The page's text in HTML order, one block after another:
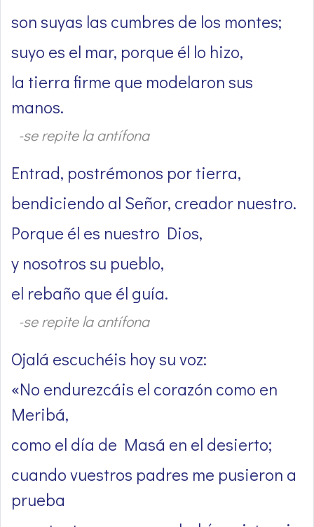
son suyas las cumbres de los montes;
suyo es el mar, porque él lo hizo,
la tierra firme que modelaron sus
manos.
-se repite la antífona
Entrad, postrémonos por tierra,
bendiciendo al Señor, creador nuestro.
Porque él es nuestro Dios,
y nosotros su pueblo,
el rebaño que él guía.
-se repite la antífona
Ojalá escuchéis hoy su voz:
«No endurezcáis el corazón como en
Meribá,
como el día de Masá en el desierto;
cuando vuestros padres me pusieron a
prueba